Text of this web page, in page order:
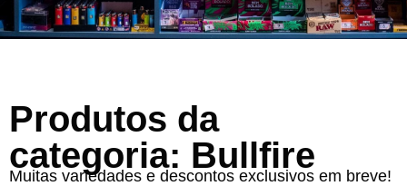
Produtos da
categoria: Bullfire
Muitas variedades e descontos exclusivos em breve!